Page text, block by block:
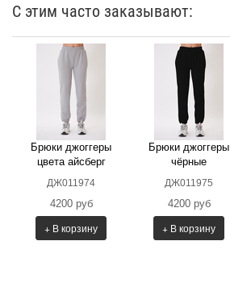
С этим часто заказывают:
Брюки джоггеры
цвета айсберг
ДЖ011974
4200 руб
+ В корзину
Брюки джоггеры
чёрные
ДЖ011975
4200 руб
+ В корзину